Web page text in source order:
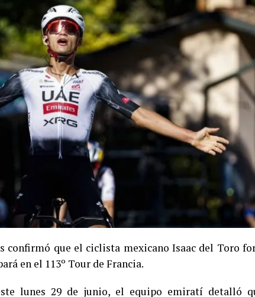
confirmó que el ciclista mexicano Isaac del Toro
en el 113º Tour de Francia.
lunes 29 de junio, el equipo emiratí detalló